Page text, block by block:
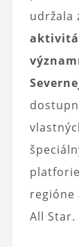
udržala
regióne
All Star.